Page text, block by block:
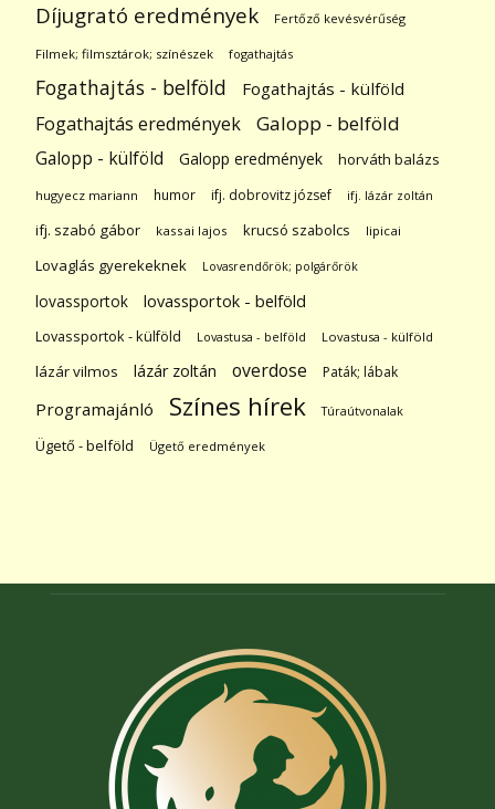
Díjugrató eredmények Fertőző kevésvérűség
Filmek; filmsztárok; színészek fogathajtás
Fogathajtás - belföld Fogathajtás - külföld
Fogathajtás eredmények Galopp - belföld
Galopp - külföld Galopp eredmények horváth balázs
hugyecz mariann humor ifj. dobrovitz józsef ifj. lázár zoltán
ifj. szabó gábor kassai lajos krucsó szabolcs lipicai
Lovaglás gyerekeknek Lovasrendőrök; polgárőrök
lovassportok lovassportok - belföld
Lovassportok - külföld Lovastusa - belföld Lovastusa - külföld
lázár vilmos lázár zoltán overdose Paták; lábak
Programajánló Színes hírek Túraútvonalak
Ügető - belföld Ügető eredmények